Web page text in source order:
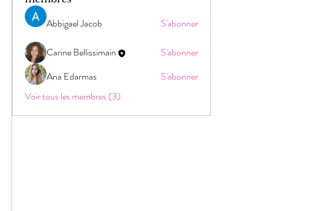
Abbigael Jacob S'abonner
Carine Bellissimain
S'abonner
Ana Edarmas
S'abonner
Voir tous les membres (3)